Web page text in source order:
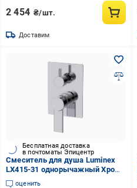
2 454 ₴/шт.
Доставим
Бесплатная доставка
в почтоматы Эпицентр
Смеситель для душа Luminex
LX415-31 однорычажный Хром
(EA-LX415-31)
оценить